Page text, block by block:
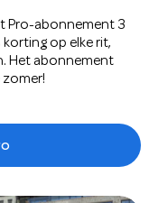
Pro-abonnement 3
op elke rit,
Het abonnement
zomer!